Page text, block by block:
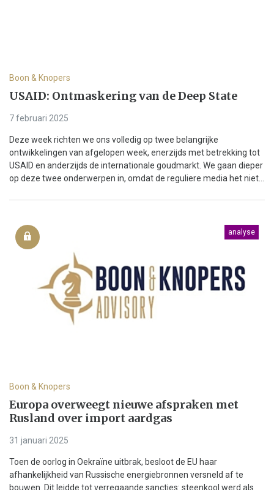
Boon & Knopers
USAID: Ontmaskering van de Deep State
7 februari 2025
Deze week richten we ons volledig op twee belangrijke
ontwikkelingen van afgelopen week, enerzijds met betrekking tot
USAID en anderzijds de internationale goudmarkt. We gaan dieper
op deze twee onderwerpen in, omdat de reguliere media het niet...
analyse
Boon & Knopers
Europa overweegt nieuwe afspraken met
Rusland over import aardgas
31 januari 2025
Toen de oorlog in Oekraïne uitbrak, besloot de EU haar
afhankelijkheid van Russische energiebronnen versneld af te
bouwen. Dit leidde tot verregaande sancties: steenkool werd als